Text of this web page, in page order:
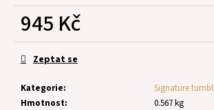
945 Kč
Měrná
cena:
Kategorie:
Signature
Hmotnost:
0.567 kg
Zeptat se